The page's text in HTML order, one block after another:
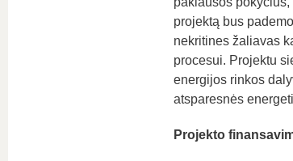
projektą bus
nekritines žaliavas
procesui. Projektu
energijos rinkos
atsparesnės
Projekto